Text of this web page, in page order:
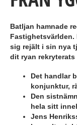
Batljan hamnade
sig rejält i sin nya
dit ryan rekryterats
Det handlar
konjunktur,
Den
hela sitt
Jens